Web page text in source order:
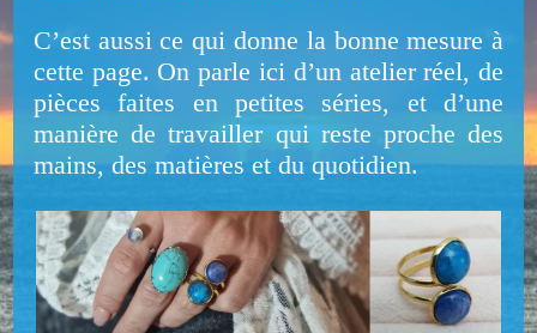
C’est aussi ce qui donne la bonne mesure à
cette page. On parle ici d’un atelier réel, de
pièces faites en petites séries, et d’une
manière de travailler qui reste proche des
mains, des matières et du quotidien.